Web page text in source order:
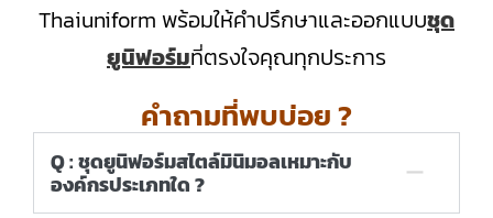
Thaiuniform พร้อมให้คำปรึกษาและออกแบบชุด
ยูนิฟอร์มที่ตรงใจคุณทุกประการ
คำถามที่พบบ่อย ?
Q : ชุดยูนิฟอร์มสไตล์มินิมอลเหมาะกับ
องค์กรประเภทใด ?